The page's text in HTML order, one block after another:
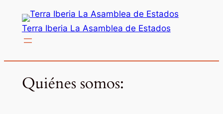
contenido
Terra Iberia La Asamblea de Estados
Quiénes somos: